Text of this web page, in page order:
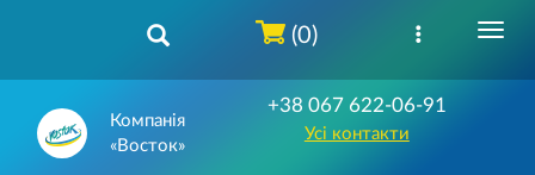
Компанія
«Восток»
+38 067 622-06-91
Усі контакти
(0)